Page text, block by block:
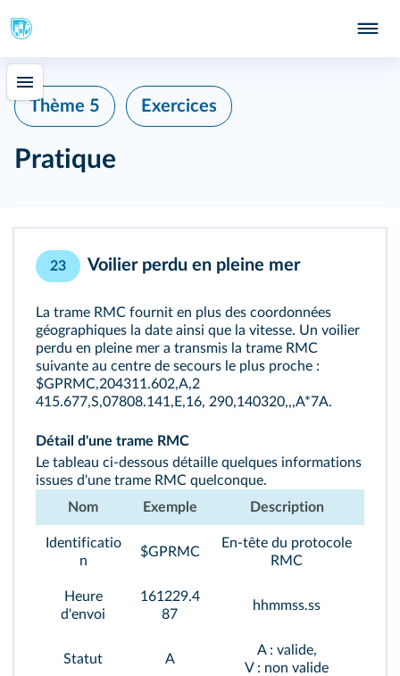
Thème 5 Exercices
Pratique
23 Voilier perdu en pleine mer
La trame RMC fournit en plus des coordonnées
géographiques la date ainsi que la vitesse. Un voilier
perdu en pleine mer a transmis la trame RMC
suivante au centre de secours le plus proche :
$GPRMC,204311.602,A,2
415.677,S,07808.141,E,16, 290,140320,,,A*7A.
Détail d'une trame RMC
Le tableau ci‑dessous détaille quelques informations
issues d'une trame RMC quelconque.
Nom
Exemple Description
Identificatio
n
$GPRMC
En-tête du protocole
RMC
Heure
d'envoi
161229.4
87
hhmmss.ss
Statut A
A : valide,
V : non valide